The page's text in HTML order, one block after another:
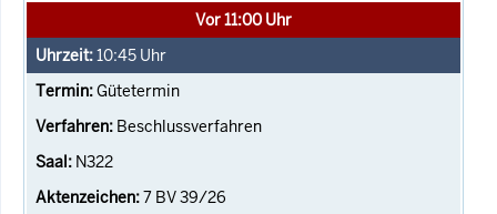
Vor 11:00 Uhr
10:45 Uhr
Gütetermin
Beschlussverfahren
N322
7 BV 39/26